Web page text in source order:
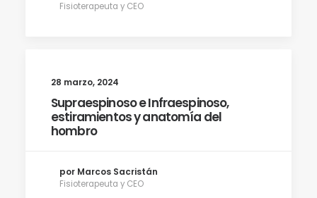
Fisioterapeuta y CEO
28 marzo, 2024
Supraespinoso e Infraespinoso,
estiramientos y anatomía del
hombro
por Marcos Sacristán
Fisioterapeuta y CEO